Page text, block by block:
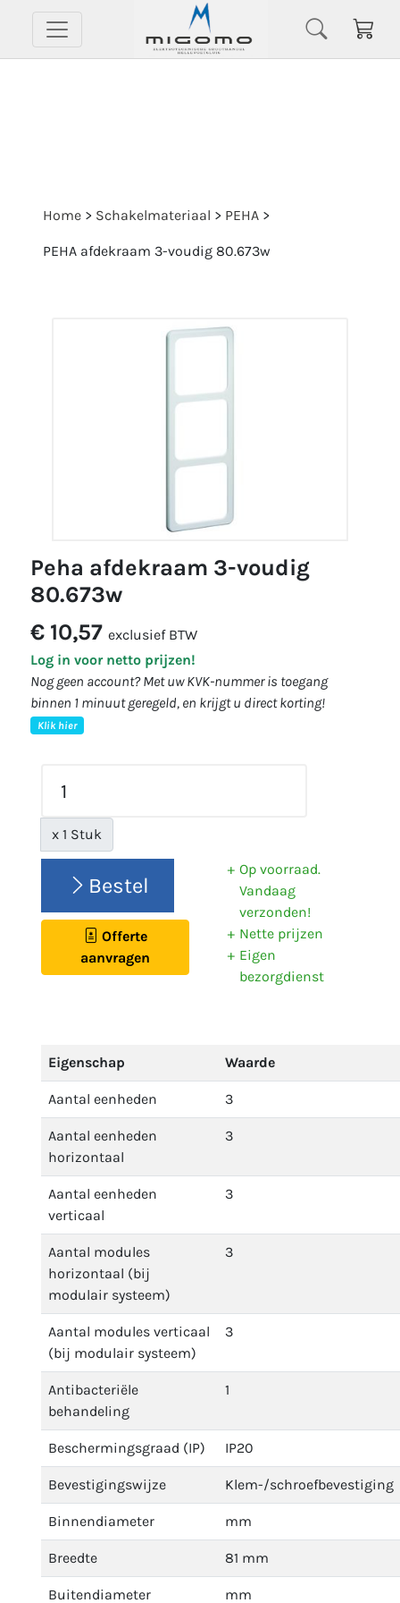
Home > Schakelmateriaal > PEHA >
PEHA afdekraam 3-voudig 80.673w
peha afdekraam 3-voudig
80.673w
€ 10,57 exclusief BTW
Log in voor netto prijzen!
Nog geen account? Met uw KVK-nummer is toegang
binnen 1 minuut geregeld, en krijgt u direct korting!
Klik hier
x 1 Stuk
Bestel
Offerte
aanvragen
Op voorraad.
Vandaag
verzonden!
Nette prijzen
Eigen
bezorgdienst
Eigenschap Waarde
Aantal eenheden 3
Aantal eenheden
horizontaal
3
Aantal eenheden
verticaal
3
Aantal modules
horizontaal (bij
modulair systeem)
3
Aantal modules verticaal
(bij modulair systeem)
3
Antibacteriële
behandeling
1
Beschermingsgraad (IP) IP20
Bevestigingswijze Klem-/schroefbevestiging
Binnendiameter mm
Breedte 81 mm
Buitendiameter mm